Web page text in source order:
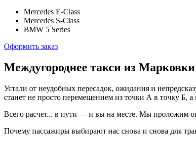
Mercedes E-Class
Mercedes S-Class
BMW 5 Series
Оформить заказ
Междугороднее такси из
Устали от неудобных пересадок, ожидания и
станет не просто перемещением из точки А в точку Б,
Всего расчет... в пути — и вы на месте. Мы проложим
Почему пассажиры выбирают нас снова и снова для